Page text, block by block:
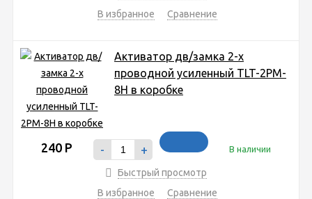
В избранное
Сравнение
Активатор дв/замка 2-х
проводной усиленный TLT-2PM-
8H в коробке
240 Р - + В наличии
Быстрый просмотр
В избранное
Сравнение